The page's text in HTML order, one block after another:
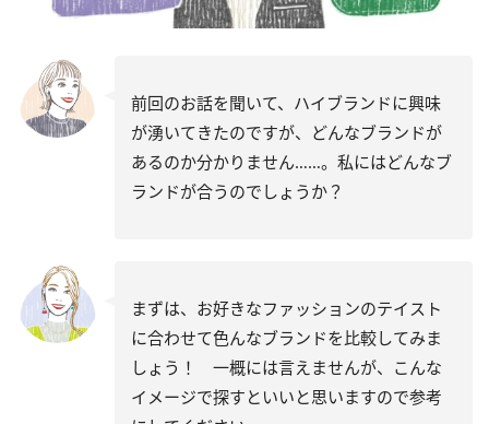
前回のお話を聞いて、ハイブランドに興味
が湧いてきたのですが、どんなブランドが
あるのか分かりません……。私にはどんなブ
ランドが合うのでしょうか？
まずは、お好きなファッションのテイスト
に合わせて色んなブランドを比較してみま
しょう！ 一概には言えませんが、こんな
イメージで探すといいと思いますので参考